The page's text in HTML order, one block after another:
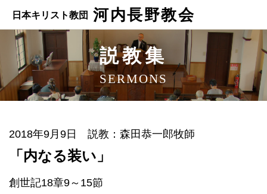
日本キリスト教団 河内長野教会
説教集
SERMONS
2018年9月9日 説教：森田恭一郎牧師
「内なる装い」
創世記18章9～15節